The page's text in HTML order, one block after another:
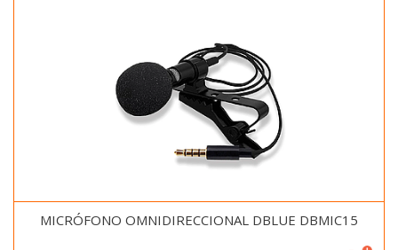
MICRÓFONO OMNIDIRECCIONAL DBLUE DBMIC15